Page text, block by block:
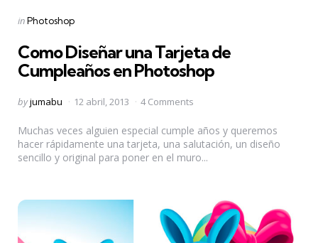
Categories
Posted
inPhotoshop
Como Diseñar una Tarjeta de
Cumpleaños en Photoshop
Posted
byjumabu 12 abril, 2013 4 Comments
Muchas veces alguien especial cumple años y queremos
hacer rápidamente una tarjeta, una salutación, un diseño
sencillo y original para poner en el muro...